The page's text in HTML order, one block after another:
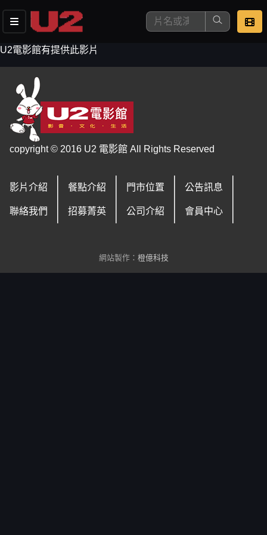
去敲定看片時間
U2電影館有提供此影片
copyright © 2016 U2 電影館 All Rights Reserved
影片介紹 餐點介紹 門市位置 公告訊息
聯絡我們 招募菁英 公司介紹 會員中心
網站製作： 橙億科技